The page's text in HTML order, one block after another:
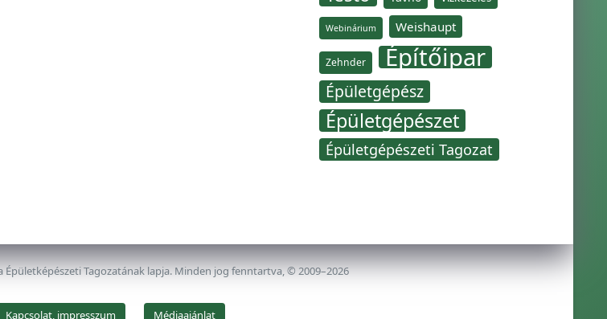
Webinárium Weishaupt
Zehnder Építőipar
Épületgépész
Épületgépészet
Épületgépészeti Tagozat
Épületképészeti Tagozatának lapja. Minden jog fenntartva, © 2009–2026
Kapcsolat, impresszum Médiaajánlat